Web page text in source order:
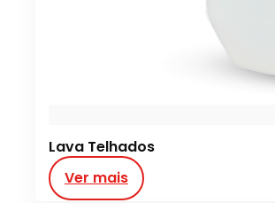
Lava Telhados
Ver mais